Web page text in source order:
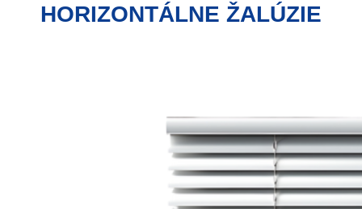
HORIZONTÁLNE ŽALÚZIE